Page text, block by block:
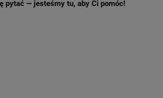
pytać — jesteśmy tu, aby Ci pomóc!